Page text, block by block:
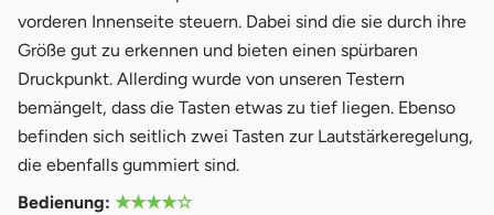
vorderen Innenseite steuern. Dabei sind die sie durch ihre
Größe gut zu erkennen und bieten einen spürbaren
Druckpunkt. Allerding wurde von unseren Testern
bemängelt, dass die Tasten etwas zu tief liegen. Ebenso
befinden sich seitlich zwei Tasten zur Lautstärkeregelung,
die ebenfalls gummiert sind.
Bedienung: ★★★★☆